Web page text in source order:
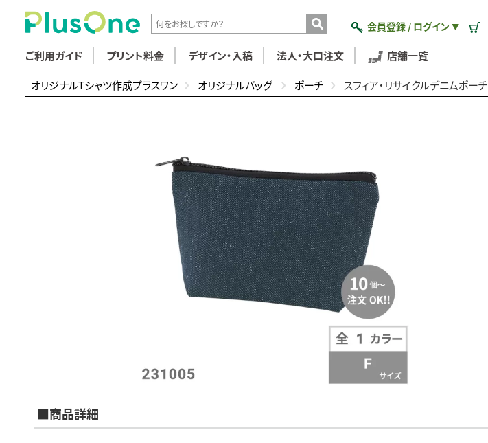
会員登録 / ログイン ▼
ご利用ガイド プリント料金 デザイン・入稿 法人・大口注文 店舗一覧
オリジナルTシャツ作成プラスワン オリジナルバッグ ポーチ スフィア・リサイクルデニムポーチ
■商品詳細